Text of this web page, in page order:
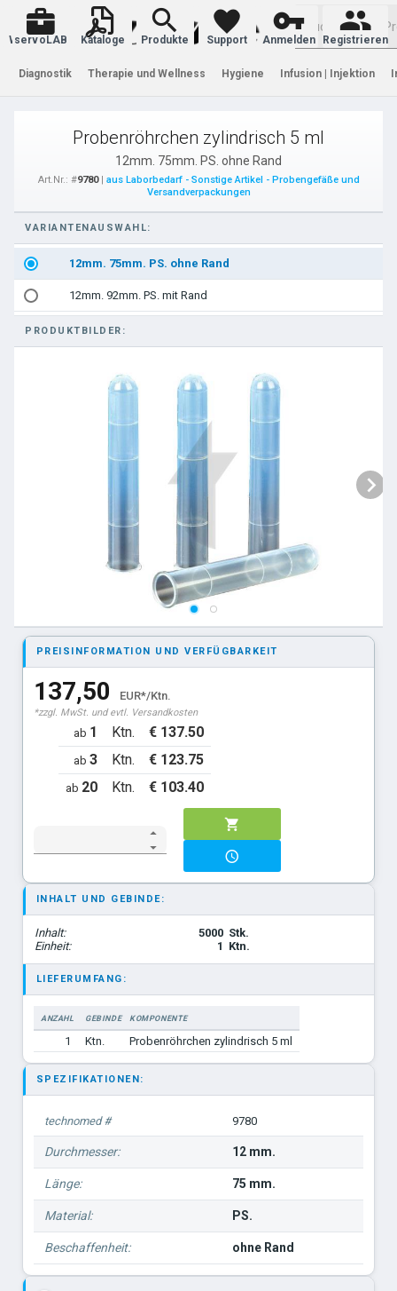
Warenkorb
servoLAB Kataloge Produkte Support Anmelden Registrieren
Diagnostik Therapie und Wellness Hygiene Infusion | Injektion
Probenröhrchen zylindrisch 5 ml
12mm. 75mm. PS. ohne Rand
Art.Nr.: #9780| aus Laborbedarf - Sonstige Artikel - Probengefäße und
Versandverpackungen
VARIANTENAUSWAHL:
12mm. 75mm. PS. ohne Rand
12mm. 92mm. PS. mit Rand
PRODUKTBILDER:
PREISINFORMATION UND VERFÜGBARKEIT
137,50 EUR*/Ktn.
*zzgl. MwSt. und evtl. Versandkosten
ab 1 Ktn. € 137.50
ab 3 Ktn. € 123.75
ab 20 Ktn. € 103.40
INHALT UND GEBINDE:
Inhalt: 5000 Stk.
Einheit:
1 Ktn.
LIEFERUMFANG:
ANZAHL GEBINDE
KOMPONENTE
1
Ktn. Probenröhrchen zylindrisch 5 ml
SPEZIFIKATIONEN:
technomed # 9780
Durchmesser: 12 mm.
Länge: 75 mm.
Material: PS.
Beschaffenheit: ohne Rand